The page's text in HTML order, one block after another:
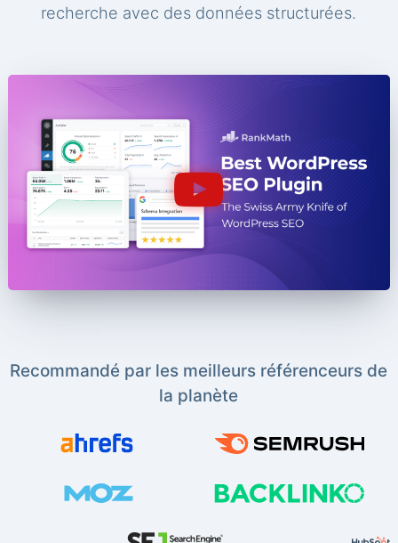
recherche avec des données structurées.
Recommandé par les meilleurs référenceurs de
la planète